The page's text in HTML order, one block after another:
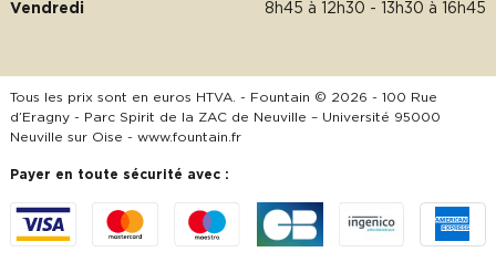
Vendredi 8h45 à 12h30 - 13h30 à 16h45
Tous les prix sont en euros HTVA. - Fountain © 2026 - 100 Rue
d’Eragny - Parc Spirit de la ZAC de Neuville – Université 95000
Neuville sur Oise - www.fountain.fr
Payer en toute sécurité avec :